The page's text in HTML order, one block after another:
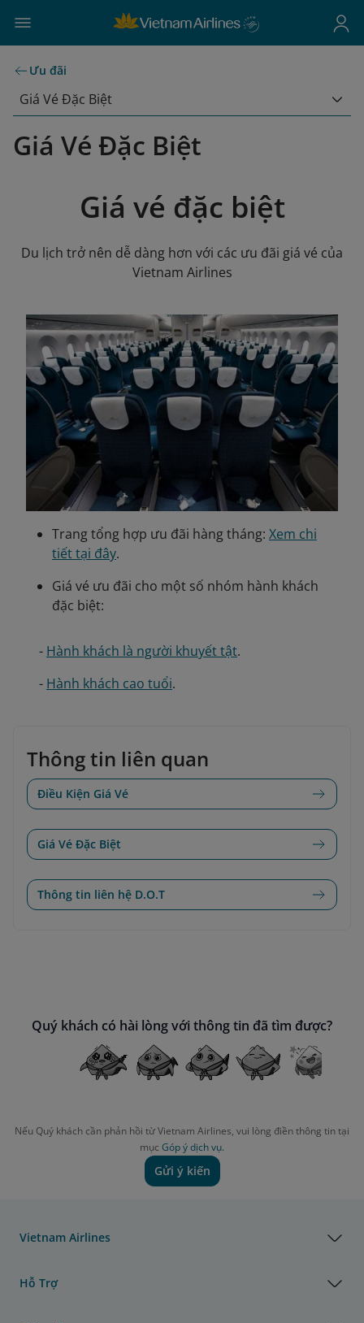
Ưu đãi
Giá Vé Đặc Biệt
Giá Vé Đặc Biệt
Giá vé đặc biệt
Du lịch trở nên dễ dàng hơn với các ưu đãi giá vé của
Vietnam Airlines
Trang tổng hợp ưu đãi hàng tháng: Xem chi
tiết tại đây.
Giá vé ưu đãi cho một số nhóm hành khách
đặc biệt:
- Hành khách là người khuyết tật.
- Hành khách cao tuổi.
Thông tin liên quan
Điều Kiện Giá Vé
Giá Vé Đặc Biệt
Thông tin liên hệ D.O.T
Quý khách có hài lòng với thông tin đã tìm được?
Nếu Quý khách cần phản hồi từ Vietnam Airlines, vui lòng điền thông tin tại
mục Góp ý dịch vụ.
Gửi ý kiến
Vietnam Airlines
Hỗ Trợ